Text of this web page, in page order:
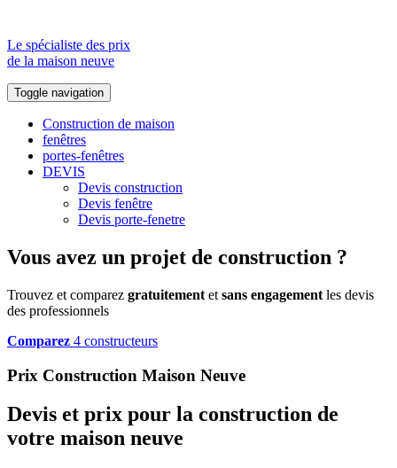
Le spécialiste des prix
de la maison neuve
Toggle navigation
Construction de maison
fenêtres
portes-fenêtres
DEVIS
Devis construction
Devis fenêtre
Devis porte-fenetre
Vous avez un projet de construction ?
Trouvez et comparez gratuitement et sans engagement les devis
des professionnels
Comparez 4 constructeurs
Prix Construction Maison Neuve
Devis et prix pour la construction de
votre maison neuve